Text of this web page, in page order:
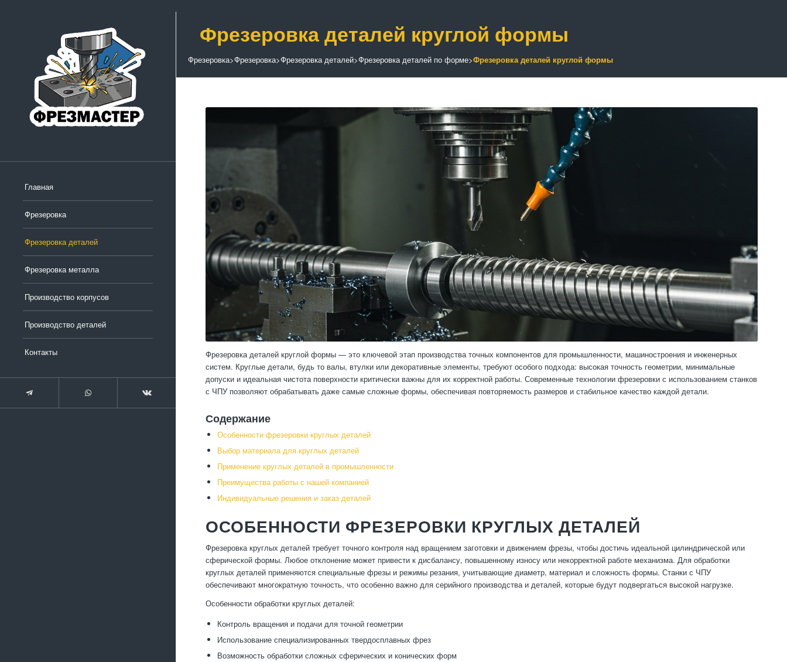
Главная
Фрезеровка
Фрезеровка деталей
Фрезеровка металла
Производство корпусов
Производство деталей
Контакты
Фрезеровка деталей круглой формы
Фрезеровка>Фрезеровка>Фрезеровка деталей>Фрезеровка деталей по форме>Фрезеровка деталей круглой формы
Фрезеровка деталей круглой формы — это ключевой этап производства точных компонентов для промышленности, машиностроения и инженерных
систем. Круглые детали, будь то валы, втулки или декоративные элементы, требуют особого подхода: высокая точность геометрии, минимальные
допуски и идеальная чистота поверхности критически важны для их корректной работы. Современные технологии фрезеровки с использованием станков
с ЧПУ позволяют обрабатывать даже самые сложные формы, обеспечивая повторяемость размеров и стабильное качество каждой детали.
Содержание
Особенности фрезеровки круглых деталей
Выбор материала для круглых деталей
Применение круглых деталей в промышленности
Преимущества работы с нашей компанией
Индивидуальные решения и заказ деталей
ОСОБЕННОСТИ ФРЕЗЕРОВКИ КРУГЛЫХ ДЕТАЛЕЙ
Фрезеровка круглых деталей требует точного контроля над вращением заготовки и движением фрезы, чтобы достичь идеальной цилиндрической или
сферической формы. Любое отклонение может привести к дисбалансу, повышенному износу или некорректной работе механизма. Для обработки
круглых деталей применяются специальные фрезы и режимы резания, учитывающие диаметр, материал и сложность формы. Станки с ЧПУ
обеспечивают многократную точность, что особенно важно для серийного производства и деталей, которые будут подвергаться высокой нагрузке.
Особенности обработки круглых деталей:
Контроль вращения и подачи для точной геометрии
Использование специализированных твердосплавных фрез
Возможность обработки сложных сферических и конических форм